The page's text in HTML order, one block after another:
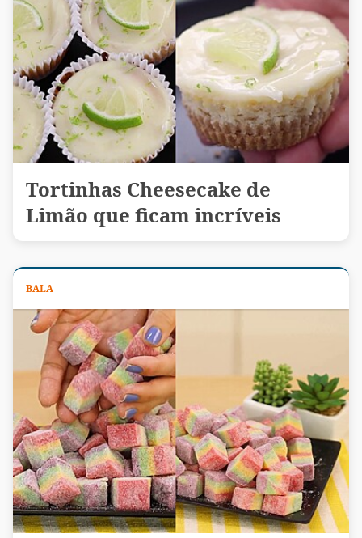
Tortinhas Cheesecake de
Limão que ficam incríveis
BALA